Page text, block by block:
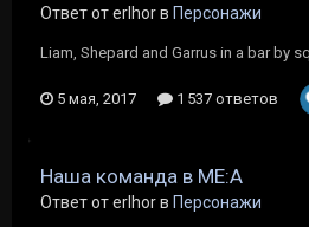
Ответ от erlhor в Персонажи
Liam, Shepard and Garrus in a bar by
5 мая, 2017 1 537 ответов
Наша команда в ME:A
Ответ от erlhor в Персонажи